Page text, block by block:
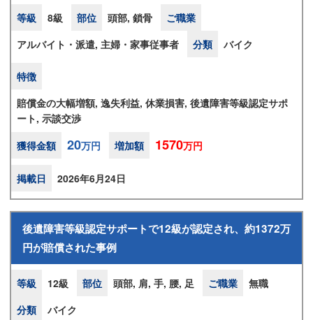
等級 8級 部位 頭部, 鎖骨
ご職業
アルバイト・派遣, 主婦・家事従事者
分類 バイク
特徴
賠償金の大幅増額, 逸失利益, 休業損害, 後遺障害等級認定サポ
ート, 示談交渉
獲得金額
20万円 増加額 1570万円
掲載日 2026年6月24日
後遺障害等級認定サポートで12級が認定され、約1372万
円が賠償された事例
等級 12級 部位 頭部, 肩, 手, 腰, 足 ご職業
無職
分類
バイク